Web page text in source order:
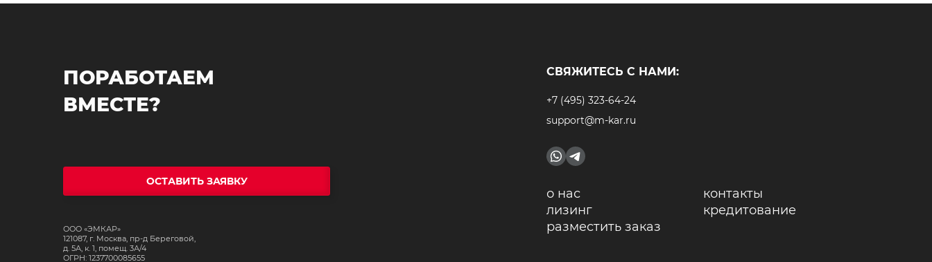
ПОРАБОТАЕМ
ВМЕСТЕ?
ОСТАВИТЬ ЗАЯВКУ
ООО «ЭМКАР»
121087, г. Москва, пр-д Береговой,
д. 5А, к. 1, помещ. 3А/4
ОГРН: 1237700085655
СВЯЖИТЕСЬ С НАМИ:
+7 (495) 323-64-24
support@m-kar.ru
о нас
контакты
лизинг
кредитование
разместить заказ